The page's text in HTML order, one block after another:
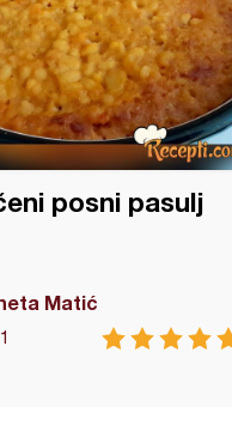
posni pasulj
Matić